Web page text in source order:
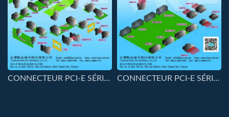
CONNECTEUR PCI-E SÉRIE 3,00MM-6630PC-WWBB CONNECTEUR PCI-E SÉRIE 3,00MM-6630PC-WWWB